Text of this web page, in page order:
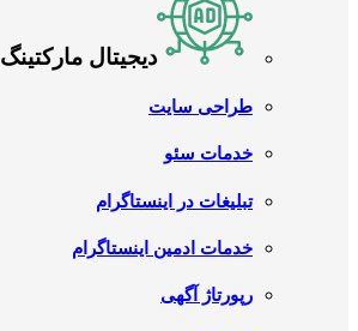
دیجیتال مارکتینگ
طراحی سایت
خدمات سئو
تبلیغات در اینستاگرام
خدمات ادمین اینستاگرام
رپورتاژ آگهی